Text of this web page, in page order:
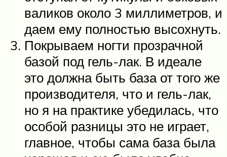
валиков около 3 миллиметров, и
даем ему полностью высохнуть.
Покрываем ногти прозрачной
базой под гель-лак. В идеале
это должна быть база от того же
производителя, что и гель-лак,
но я на практике убедилась, что
особой разницы это не играет,
главное, чтобы сама база была